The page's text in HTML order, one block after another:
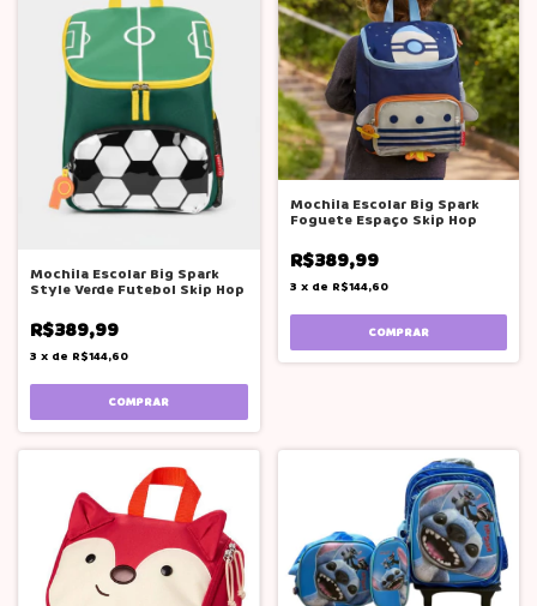
Mochila Escolar Big Spark
Style Verde Futebol Skip Hop
R$389,99
3 x de R$144,60
Mochila Escolar Big Spark
Foguete Espaço Skip Hop
R$389,99
3 x de R$144,60